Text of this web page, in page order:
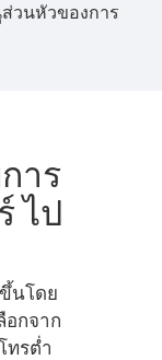
ส่วนหัวของการ
าร
ไป
นโดย
อกจาก
ทรต่ำ